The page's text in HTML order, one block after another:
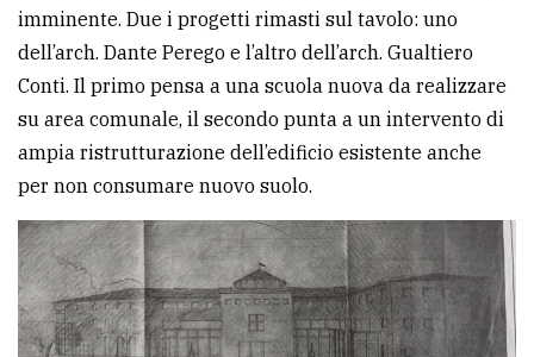
imminente. Due i progetti rimasti sul tavolo: uno
dell’arch. Dante Perego e l’altro dell’arch. Gualtiero
Conti. Il primo pensa a una scuola nuova da realizzare
su area comunale, il secondo punta a un intervento di
ampia ristrutturazione dell’edificio esistente anche
per non consumare nuovo suolo.